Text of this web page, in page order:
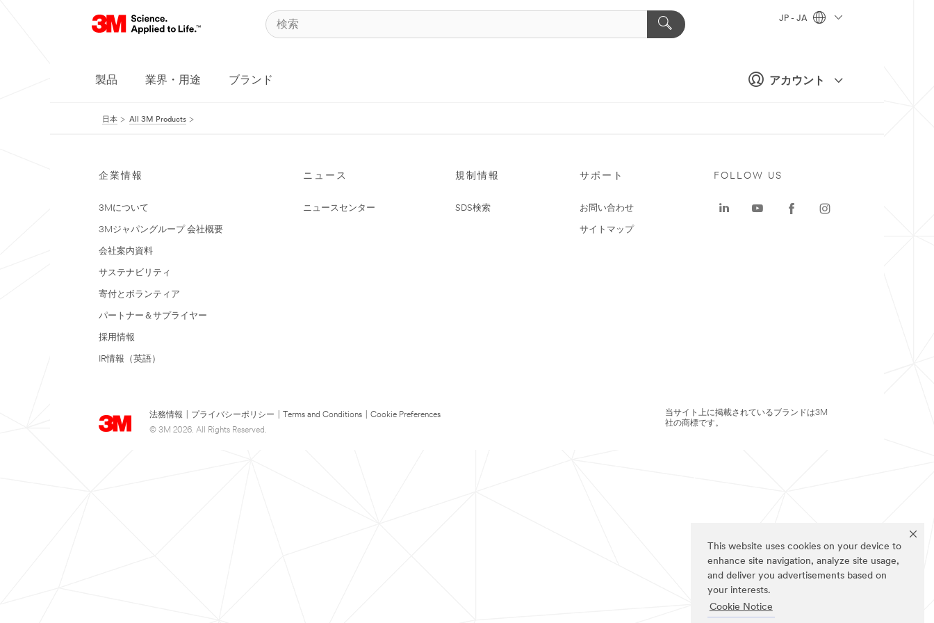
This website uses cookies on your device to
enhance site navigation, analyze site usage,
and deliver you advertisements based on
your interests.
Cookie Notice
アカウント
JP - JA
製品 業界・用途 ブランド
日本 All 3M Products
企業情報
3Mについて
3Mジャパングループ 会社概要
会社案内資料
サステナビリティ
寄付とボランティア
パートナー＆サプライヤー
採用情報
IR情報（英語）
ニュース
ニュースセンター
規制情報
SDS検索
サポート
お問い合わせ
サイトマップ
法務情報 プライバシーポリシー Terms and Conditions
Cookie Preferences
© 3M 2026. All Rights Reserved.
FOLLOW US
当サイト上に掲載されているブランドは3M
社の商標です。